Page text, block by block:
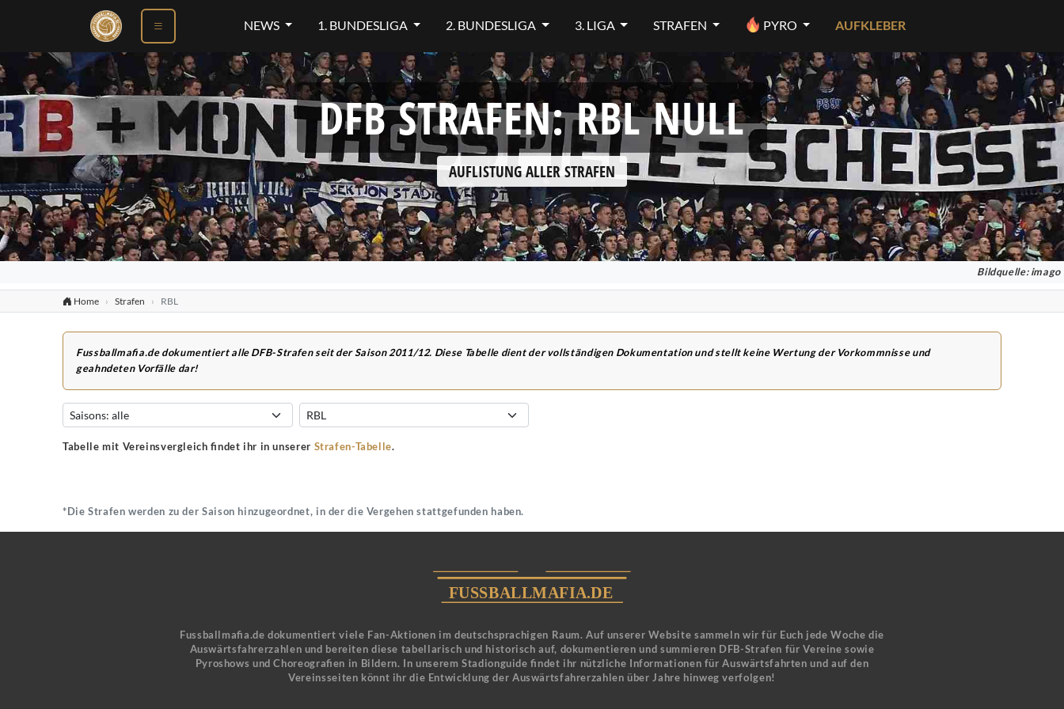
NEWS 1. BUNDESLIGA 2. BUNDESLIGA 3. LIGA STRAFEN PYRO AUFKLEBER
DFB STRAFEN: RBL NULL
AUFLISTUNG ALLER STRAFEN
Bildquelle: imago
Home Strafen RBL
Fussballmafia.de dokumentiert alle DFB-Strafen seit der Saison 2011/12. Diese Tabelle dient der vollständigen Dokumentation und stellt keine Wertung der Vorkommnisse und
geahndeten Vorfälle dar!
Tabelle mit Vereinsvergleich findet ihr in unserer Strafen-Tabelle.
*Die Strafen werden zu der Saison hinzugeordnet, in der die Vergehen stattgefunden haben.
Fussballmafia.de dokumentiert viele Fan-Aktionen im deutschsprachigen Raum. Auf unserer Website sammeln wir für Euch jede Woche die
Auswärtsfahrerzahlen und bereiten diese tabellarisch und historisch auf, dokumentieren und summieren DFB-Strafen für Vereine sowie
Pyroshows und Choreografien in Bildern. In unserem Stadionguide findet ihr nützliche Informationen für Auswärtsfahrten und auf den
Vereinsseiten könnt ihr die Entwicklung der Auswärtsfahrerzahlen über Jahre hinweg verfolgen!